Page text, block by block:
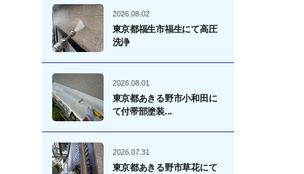
2026.08.02
東京都福生市福生にて高圧
洗浄
2026.08.01
東京都あきる野市小和田に
て付帯部塗装...
2026.07.31
東京都あきる野市草花にて